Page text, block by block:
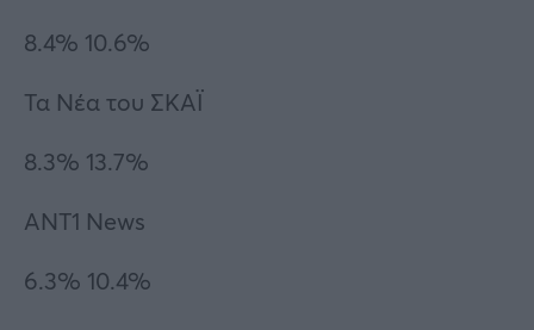
8.4% 10.6%
Τα Νέα του ΣΚΑΪ
8.3% 13.7%
ANT1 News
6.3% 10.4%